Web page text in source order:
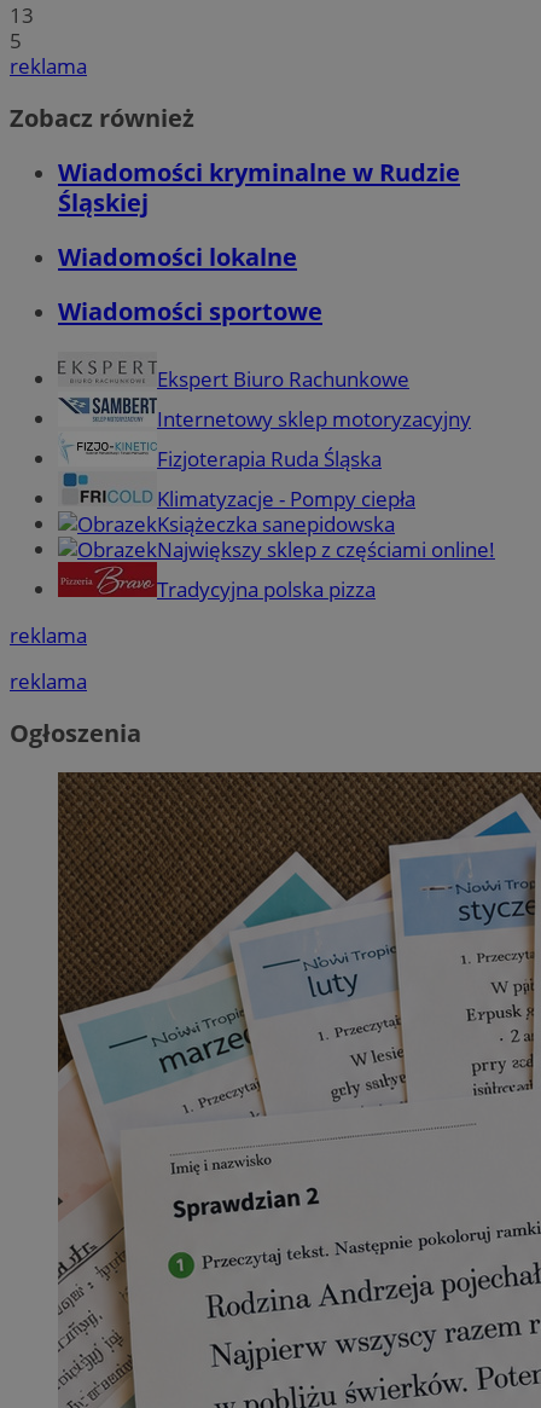
13
5
reklama
Zobacz również
Wiadomości kryminalne w Rudzie
Śląskiej
Wiadomości lokalne
Wiadomości sportowe
Ekspert Biuro Rachunkowe
Internetowy sklep motoryzacyjny
Fizjoterapia Ruda Śląska
Klimatyzacje - Pompy ciepła
Książeczka sanepidowska
Największy sklep z częściami online!
Tradycyjna polska pizza
reklama
reklama
Ogłoszenia